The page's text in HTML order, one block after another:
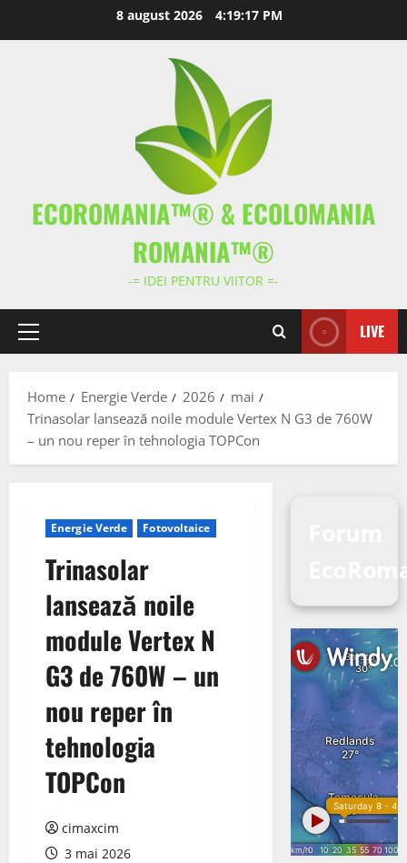
8 august 2026 4:19:18 PM
ECOROMANIA™® & ECOLOMANIA
ROMANIA™®
-= IDEI PENTRU VIITOR =-
Primary
LIVE
Home Energie Verde 2026
mai
Trinasolar lansează noile module Vertex N G3 de 760W
– un nou reper în tehnologia TOPCon
Energie Verde Fotovoltaice
Trinasolar
lansează noile
module Vertex N
G3 de 760W – un
nou reper în
tehnologia
TOPCon
cimaxcim
3 mai 2026